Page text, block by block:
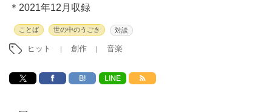
＊2021年12月収録
ことば 世の中のうごき 対談
ヒット 創作 音楽
B! LINE